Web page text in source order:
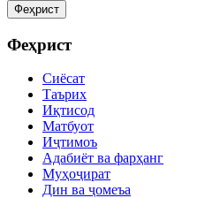
Феҳрист
Феҳрист
Сиёсат
Таърих
Иқтисод
Матбуот
Иҷтимоъ
Адабиёт ва фарҳанг
Муҳоҷират
Дин ва ҷомеъа